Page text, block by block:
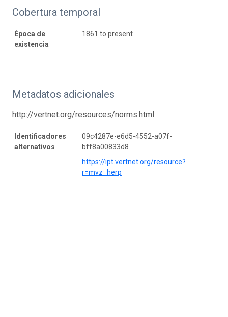
Cobertura temporal
Época de
existencia
1861 to present
Metadatos adicionales
http://vertnet.org/resources/norms.html
Identificadores
alternativos
09c4287e-e6d5-4552-a07f-
bff8a00833d8
https://ipt.vertnet.org/resource?
r=mvz_herp